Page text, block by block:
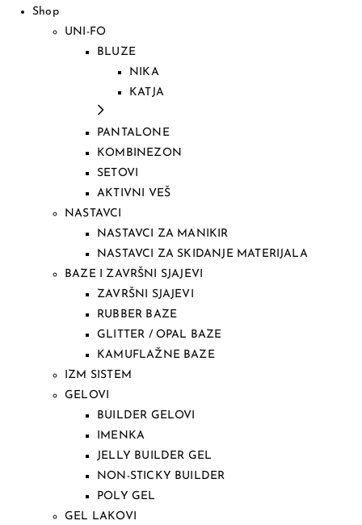
Shop
UNI-FO
BLUZE
NIKA
KATJA
PANTALONE
KOMBINEZON
SETOVI
AKTIVNI VEŠ
NASTAVCI
NASTAVCI ZA MANIKIR
NASTAVCI ZA SKIDANJE MATERIJALA
BAZE I ZAVRŠNI SJAJEVI
ZAVRŠNI SJAJEVI
RUBBER BAZE
GLITTER / OPAL BAZE
KAMUFLAŽNE BAZE
IZM SISTEM
GELOVI
BUILDER GELOVI
IMENKA
JELLY BUILDER GEL
NON-STICKY BUILDER
POLY GEL
GEL LAKOVI